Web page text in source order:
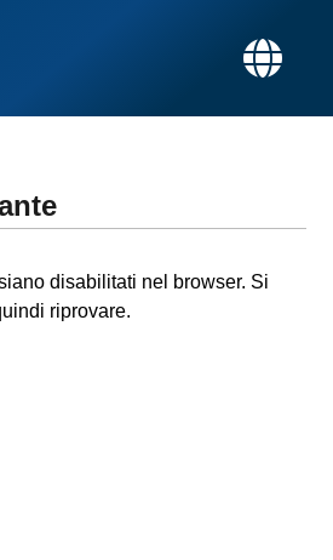
disabilitati nel browser. Si
riprovare.